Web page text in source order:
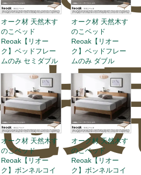
投
オーク材 天然木す
のこベッド
Reoak【リオー
ク】ベッドフレー
ムのみ セミダブル
オーク材 天然木す
のこベッド
Reoak【リオー
ク】ベッドフレー
ムのみ ダブル
オーク材 天然木す
のこベッド
Reoak【リオー
ク】ボンネルコイ
オーク材 天然木す
のこベッド
Reoak【リオー
ク】ボンネルコイ